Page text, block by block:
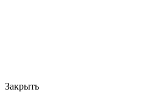
Закрыть